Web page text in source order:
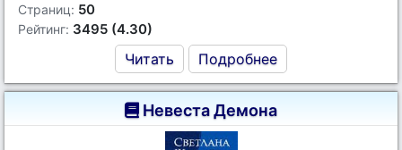
Страниц: 50
Рейтинг: 3495 (4.30)
Читать Подробнее
Невеста Демона